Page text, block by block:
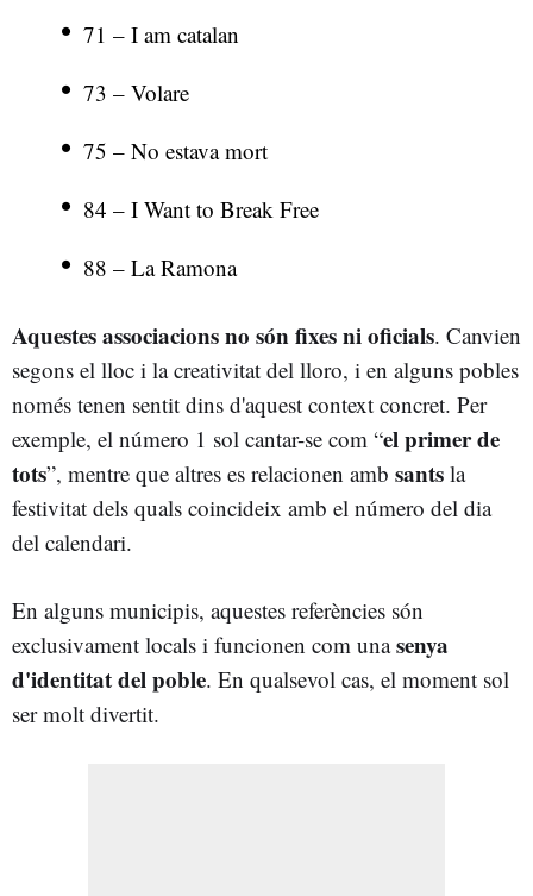
71 – I am catalan
73 – Volare
75 – No estava mort
84 – I Want to Break Free
88 – La Ramona
Aquestes associacions no són fixes ni oficials. Canvien
segons el lloc i la creativitat del lloro, i en alguns pobles
només tenen sentit dins d'aquest context concret. Per
exemple, el número 1 sol cantar-se com “el primer de
tots”, mentre que altres es relacionen amb sants la
festivitat dels quals coincideix amb el número del dia
del calendari.
En alguns municipis, aquestes referències són
exclusivament locals i funcionen com unasenya
d'identitat del poble. En qualsevol cas, el moment sol
ser molt divertit.